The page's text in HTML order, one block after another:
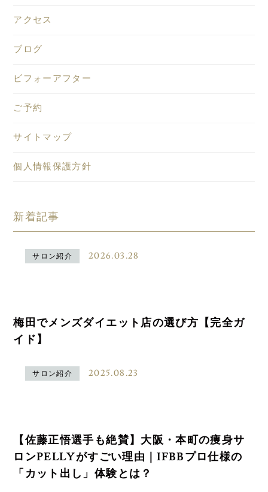
アクセス
ブログ
ビフォーアフター
ご予約
サイトマップ
個人情報保護方針
新着記事
サロン紹介 2026.03.28
梅田でメンズダイエット店の選び方【完全ガ
イド】
サロン紹介 2025.08.23
【佐藤正悟選手も絶賛】大阪・本町の痩身サ
ロンPELLYがすごい理由｜IFBBプロ仕様の
「カット出し」体験とは？